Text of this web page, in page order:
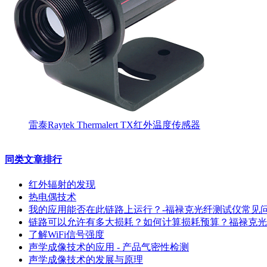
雷泰Raytek Thermalert TX红外温度传感器
同类文章排行
红外辐射的发现
热电偶技术
我的应用能否在此链路上运行？-福禄克光纤测试仪常见
链路可以允许有多大损耗？如何计算损耗预算？福禄克
了解WiFi信号强度
声学成像技术的应用 - 产品气密性检测
声学成像技术的发展与原理